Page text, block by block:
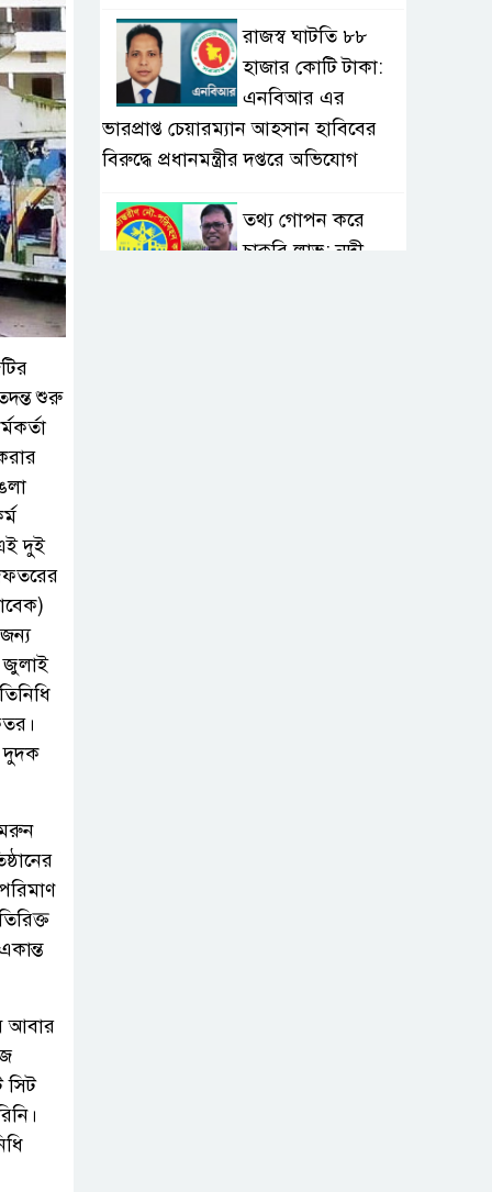
শুরু
দুই
জুলাই
দুদক
আবার
সিট
রাজস্ব ঘাটতি ৮৮
হাজার কোটি টাকা:
এনবিআর এর
ভারপ্রাপ্ত চেয়ারম্যান আহসান হাবিবের
বিরুদ্ধে প্রধানমন্ত্রীর দপ্তরে অভিযোগ
তথ্য গোপন করে
চাকুরি লাভ: নদী